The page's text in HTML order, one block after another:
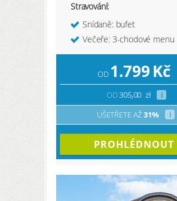
Stravování:
Snídaně: bufet
Večeře: 3-chodové menu
OD1.799Kč
OD305,00 zł
i
UŠETŘETE AŽ31% i
PROHLÉDNOUT